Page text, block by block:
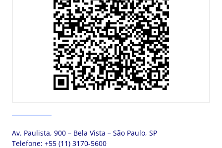
Av. Paulista, 900 – Bela Vista – São Paulo, SP
Telefone: +55 (11) 3170-5600